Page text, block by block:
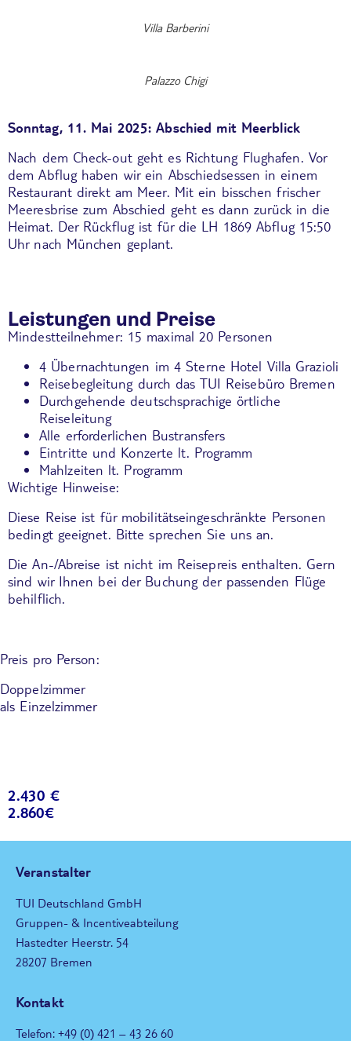
Villa Barberini
Palazzo Chigi
Sonntag, 11. Mai 2025: Abschied mit Meerblick
Nach dem Check-out geht es Richtung Flughafen. Vor
dem Abflug haben wir ein Abschiedsessen in einem
Restaurant direkt am Meer. Mit ein bisschen frischer
Meeresbrise zum Abschied geht es dann zurück in die
Heimat. Der Rückflug ist für die LH 1869 Abflug 15:50
Uhr nach München geplant.
Leistungen und Preise
Mindestteilnehmer: 15 maximal 20 Personen
4 Übernachtungen im 4 Sterne Hotel Villa Grazioli
Reisebegleitung durch das TUI Reisebüro Bremen
Durchgehende deutschsprachige örtliche
Reiseleitung
Alle erforderlichen Bustransfers
Eintritte und Konzerte lt. Programm
Mahlzeiten lt. Programm
Wichtige Hinweise:
Diese Reise ist für mobilitätseingeschränkte Personen
bedingt geeignet. Bitte sprechen Sie uns an.
Die An-/Abreise ist nicht im Reisepreis enthalten. Gern
sind wir Ihnen bei der Buchung der passenden Flüge
behilflich.
Preis pro Person:
Doppelzimmer
als Einzelzimmer
2.430 €
2.860€
Veranstalter
TUI Deutschland GmbH
Gruppen- & Incentiveabteilung
Hastedter Heerstr. 54
28207 Bremen
Kontakt
Telefon: +49 (0) 421 – 43 26 60